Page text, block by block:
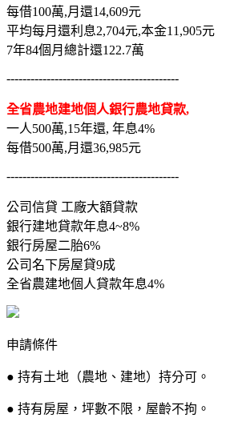
每借100萬,月還14,609元
平均每月還利息2,704元,本金11,905元
7年84個月總計還122.7萬
-------------------------------------------
全省農地建地個人銀行農地貸款,
一人500萬,15年還, 年息4%
每借500萬,月還36,985元
-------------------------------------------
公司信貸 工廠大額貸款
銀行建地貸款年息4~8%
銀行房屋二胎6%
公司名下房屋貸9成
全省農建地個人貸款年息4%
申請條件
● 持有土地（農地、建地）持分可。
● 持有房屋，坪數不限，屋齡不拘。